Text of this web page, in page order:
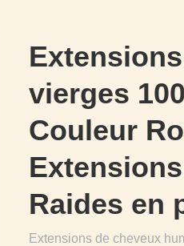
vierges
Couleur
Raides en
Extensions de cheveux